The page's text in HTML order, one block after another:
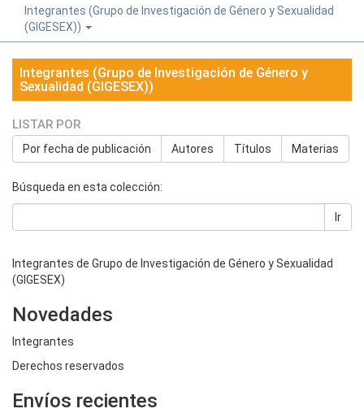
Integrantes (Grupo de Investigación de Género y Sexualidad
(GIGESEX))
Integrantes (Grupo de Investigación de Género y
Sexualidad (GIGESEX))
LISTAR POR
Por fecha de publicación Autores Títulos Materias
Búsqueda en esta colección:
Ir
Integrantes de Grupo de Investigación de Género y Sexualidad
(GIGESEX)
Novedades
Integrantes
Derechos reservados
Envíos recientes